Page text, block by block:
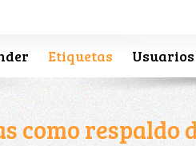
Etiquetas Usuarios
como respaldo